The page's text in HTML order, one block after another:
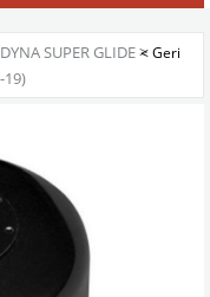
DYNA SUPER GLIDE>
19)